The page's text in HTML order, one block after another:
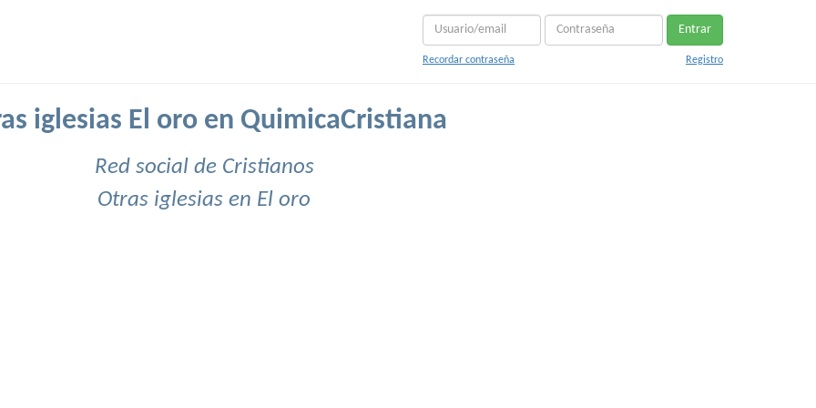
Entrar
Recordar contraseña Registro
iglesias El oro en QuimicaCristiana
Red social de Cristianos
Otras iglesias en El oro